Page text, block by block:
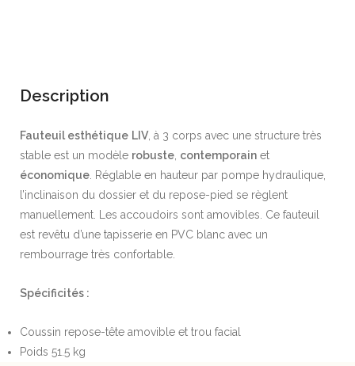
Description
Fauteuil esthétique LIV, à 3 corps avec une structure très
stable est un modèle robuste, contemporain et
économique. Réglable en hauteur par pompe hydraulique,
l’inclinaison du dossier et du repose-pied se règlent
manuellement. Les accoudoirs sont amovibles. Ce fauteuil
est revêtu d’une tapisserie en PVC blanc avec un
rembourrage très confortable.
Spécificités :
Coussin repose-tête amovible et trou facial
Poids 51.5 kg